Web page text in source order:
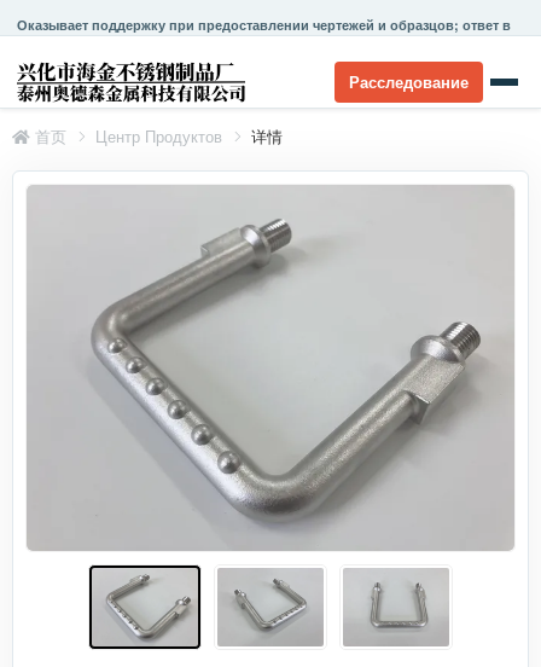
Оказывает поддержку при предоставлении чертежей и образцов; ответ в
Расследование
首页 Центр Продуктов 详情